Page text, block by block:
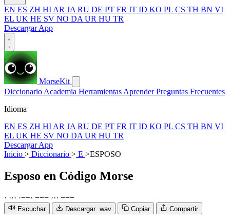
EN ES ZH HI AR JA RU DE PT FR IT ID KO PL CS TH BN VI
EL UK HE SV NO DA UR HU TR
Descargar App
MorseKit
Diccionario Academia Herramientas AprenderPreguntas Frecuentes
Idioma
EN ES ZH HI AR JA RU DE PT FR IT ID KO PL CS TH BN VI
EL UK HE SV NO DA UR HU TR
Descargar App
Inicio > Diccionario > E >ESPOSO
Esposo en Código Morse
· ··· ·−−· −−− ··· −−−
Escuchar Descargar .wav Copiar Compartir